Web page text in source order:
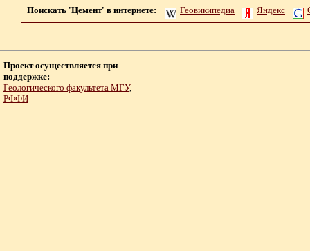
Поискать 'Цемент' в интернете:
Геовикипедиа Яндекс
Проект осуществляется при
поддержке:
Геологического факультета МГУ,
РФФИ